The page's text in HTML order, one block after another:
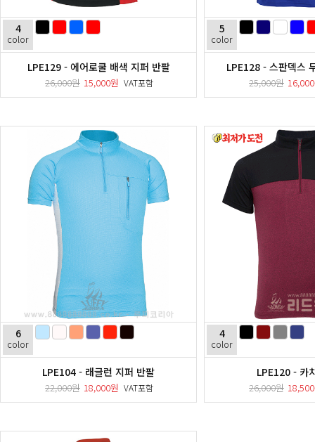
4
color
LPE129 - 에어로쿨 배색 지퍼 반팔
26,000원 15,000원 VAT포함
5
color
LPE128 - 스판덱스
25,000원
6
color
LPE104 - 래글런 지퍼 반팔
22,000원 18,000원 VAT포함
4
color
LPE120 - 카
26,000원